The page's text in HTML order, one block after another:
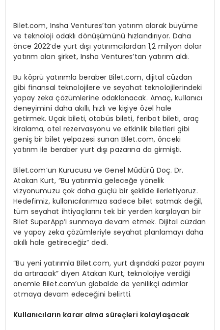
Bilet.com, Insha Ventures’tan yatırım alarak büyüme
ve teknoloji odaklı dönüşümünü hızlandırıyor. Daha
önce 2022’de yurt dışı yatırımcılardan 1,2 milyon dolar
yatırım alan şirket, Insha Ventures’tan yatırım aldı.
Bu köprü yatırımla beraber Bilet.com, dijital cüzdan
gibi finansal teknolojilere ve seyahat teknolojilerindeki
yapay zeka çözümlerine odaklanacak. Amaç, kullanıcı
deneyimini daha akıllı, hızlı ve kişiye özel hale
getirmek. Uçak bileti, otobüs bileti, feribot bileti, araç
kiralama, otel rezervasyonu ve etkinlik biletleri gibi
geniş bir bilet yelpazesi sunan Bilet.com, önceki
yatırım ile beraber yurt dışı pazarına da girmişti.
Bilet.com’un Kurucusu ve Genel Müdürü Doç. Dr.
Atakan Kurt, “Bu yatırımla geleceğe yönelik
vizyonumuzu çok daha güçlü bir şekilde ilerletiyoruz.
Hedefimiz, kullanıcılarımıza sadece bilet satmak değil,
tüm seyahat ihtiyaçlarını tek bir yerden karşılayan bir
Bilet SuperApp’i sunmaya devam etmek. Dijital cüzdan
ve yapay zeka çözümleriyle seyahat planlamayı daha
akıllı hale getireceğiz” dedi.
“Bu yeni yatırımla Bilet.com, yurt dışındaki pazar payını
da artıracak” diyen Atakan Kurt, teknolojiye verdiği
önemle Bilet.com’un globalde de yenilikçi adımlar
atmaya devam edeceğini belirtti.
Kullanıcıların karar alma süreçleri kolaylaşacak